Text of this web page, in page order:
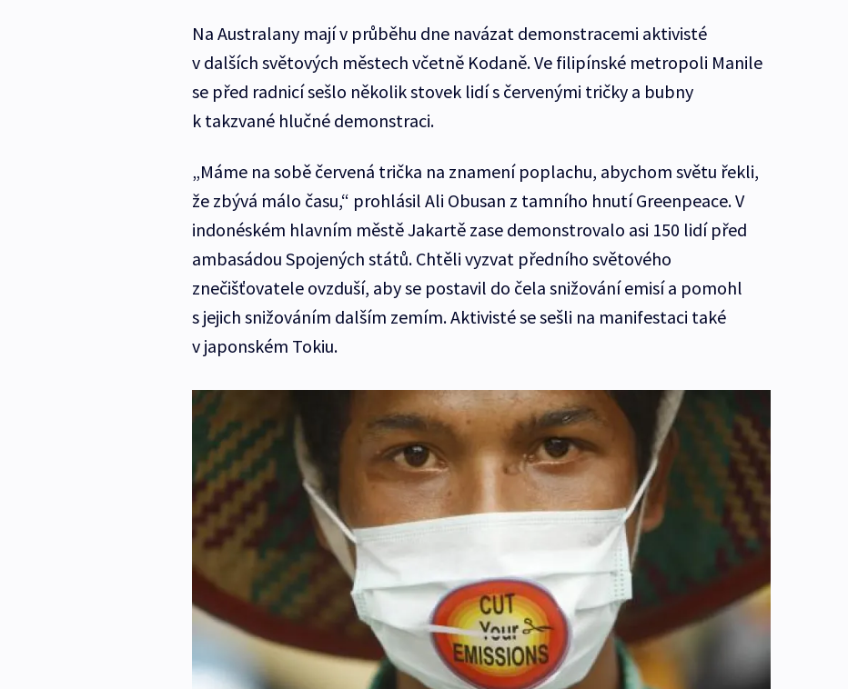
Na Australany mají v průběhu dne navázat demonstracemi aktivisté
v dalších světových městech včetně Kodaně. Ve filipínské metropoli Manile
se před radnicí sešlo několik stovek lidí s červenými tričky a bubny
k takzvané hlučné demonstraci.
„Máme na sobě červená trička na znamení poplachu, abychom světu řekli,
že zbývá málo času,“ prohlásil Ali Obusan z tamního hnutí Greenpeace. V
indonéském hlavním městě Jakartě zase demonstrovalo asi 150 lidí před
ambasádou Spojených států. Chtěli vyzvat předního světového
znečišťovatele ovzduší, aby se postavil do čela snižování emisí a pomohl
s jejich snižováním dalším zemím. Aktivisté se sešli na manifestaci také
v japonském Tokiu.